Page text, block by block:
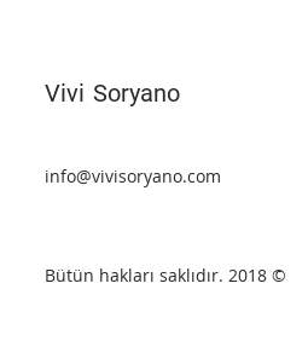
Vivi Soryano
info@vivisoryano.com
Bütün hakları saklıdır. 2018 ©